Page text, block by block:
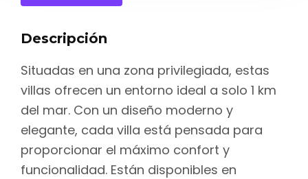
Descripción
Situadas en una zona privilegiada, estas
villas ofrecen un entorno ideal a solo 1 km
del mar. Con un diseño moderno y
elegante, cada villa está pensada para
proporcionar el máximo confort y
funcionalidad. Están disponibles en